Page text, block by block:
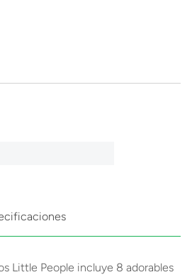
Little People incluye 8 adorables